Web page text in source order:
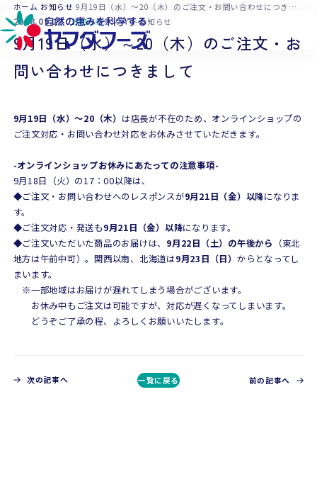
本文へ移動
ホーム お知らせ 9月19日（水）～20（木）のご注文・お問い合わせにつきまして
2018.09.18 お知らせECサイトお知らせ
9月19日（水）～20（木）のご注文・お
問い合わせにつきまして
9月19日（水）～20（木） は店長が不在のため、オンラインショップの
ご注文対応・お問い合わせ対応をお休みさせていただきます。
-オンラインショップお休みにあたっての注意事項-
9月18日（火）の17：00以降は、
◆ご注文・お問い合わせへのレスポンスが9月21日（金）以降になりま
す。
◆ご注文対応・発送も9月21日（金）以降になります。
◆ご注文いただいた商品のお届けは、 9月22日（土）の午後から
（東北
地方は午前中可）。関西以南、北海道は9月23日（日） からとなってし
まいます。
※一部地域はお届けが遅れてしまう場合がございます。
お休み中もご注文は可能ですが、対応が遅くなってしまいます。
どうぞご了承の程、よろしくお願いいたします。
次の記事へ 一覧に戻る 前の記事へ